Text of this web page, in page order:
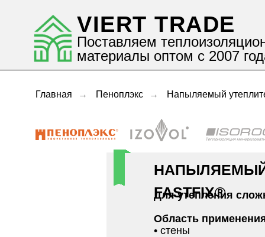
VIERT TRADE
Поставляем
материалы оптом с 2007
Главная → Пеноплэкс → Напыляемый
Для утепления
Область
• стены
FASTFIX®